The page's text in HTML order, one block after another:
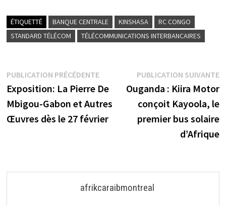
ÉTIQUETTÉ BANQUE CENTRALE KINSHASA
RC CONGO
STANDARD TÉLÉCOM
TÉLÉCOMMUNICATIONS INTERBANCAIRES
Navigation
de
l’article
PUBLICATION PRÉCÉDENTEPublication
précédente :
Exposition: La Pierre De
Mbigou-Gabon et Autres
Œuvres dès le 27 février
PUBLICATION SUIVANTE
Ouganda : Kiira Motor
conçoit Kayoola, le
premier bus solaire
d’Afrique
afrikcaraibmontreal